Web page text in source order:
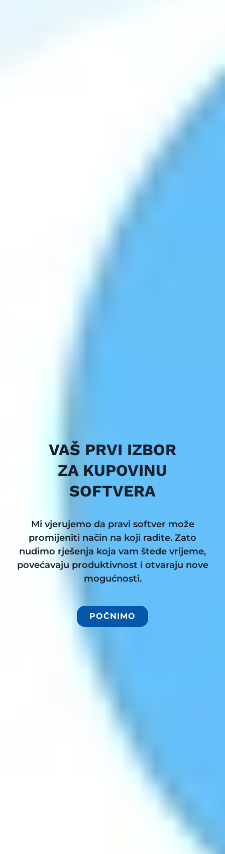
VAŠ PRVI IZBOR
ZA KUPOVINU
SOFTVERA
Mi vjerujemo da pravi softver može
promijeniti način na koji radite. Zato
nudimo rješenja koja vam štede vrijeme,
povećavaju produktivnost i otvaraju nove
mogućnosti.
POČNIMO